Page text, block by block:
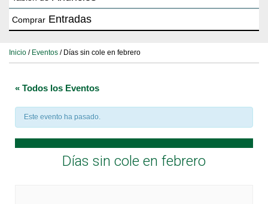
Comprar Entradas
Inicio / Eventos / Días sin cole en febrero
« Todos los Eventos
Este evento ha pasado.
Días sin cole en febrero